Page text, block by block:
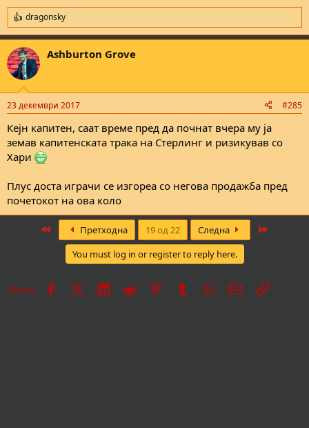
R
e
a
c
t
i
s
dragonsky
Ashburton Grove
23 декември 2017 #285
Кејн капитен, саат време пред да почнат вчера му ја
земав капитенската трака на Стерлинг и ризикував со
Хари
Плус доста играчи се изгореа со негова продажба пред
почетокот на ова коло
Претходна 19 од 22 Следна
You must log in or register to reply here.
Share: Facebook LinkedInReddit PinterestTumblrWhatsApp
Е-поштаВрска